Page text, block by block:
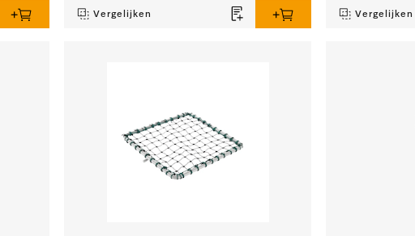
Vergelijken Vergelijken